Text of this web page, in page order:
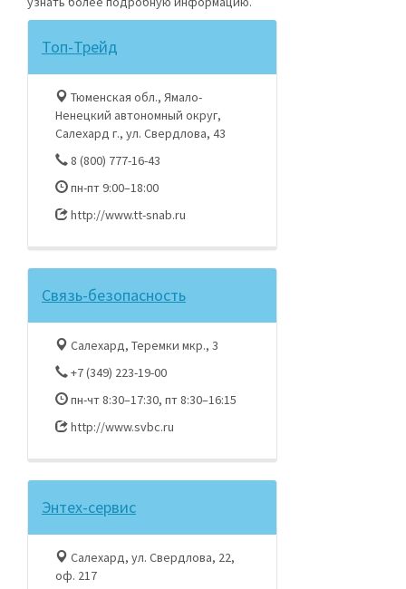
Топ-Трейд
Тюменская обл., Ямало-
Ненецкий автономный округ,
Салехард г., ул. Свердлова, 43
8 (800) 777-16-43
пн-пт 9:00–18:00
http://www.tt-snab.ru
Связь-безопасность
Салехард, Теремки мкр., 3
+7 (349) 223-19-00
пн-чт 8:30–17:30, пт 8:30–16:15
http://www.svbc.ru
Энтех-сервис
Салехард, ул. Свердлова, 22,
оф. 217